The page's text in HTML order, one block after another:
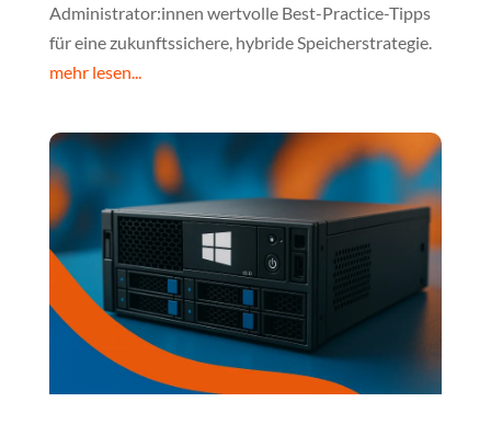
Administrator:innen wertvolle Best-Practice-Tipps
für eine zukunftssichere, hybride Speicherstrategie.
mehr lesen...